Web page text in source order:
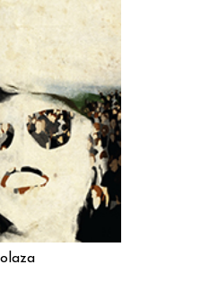
CARRELLO